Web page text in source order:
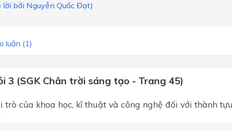
lời bởi Nguyễn Quốc Đạt)
luận (1)
3 (SGK Chân trời sáng tạo - Trang 45)
trò của khoa học, kĩ thuật và công nghệ đối với thành